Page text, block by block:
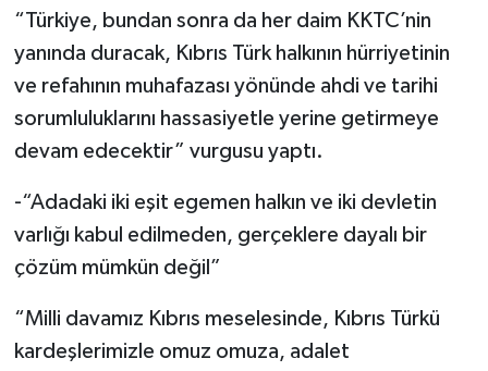
“Türkiye, bundan sonra da her daim KKTC’nin
yanında duracak, Kıbrıs Türk halkının hürriyetinin
ve refahının muhafazası yönünde ahdi ve tarihi
sorumluluklarını hassasiyetle yerine getirmeye
devam edecektir” vurgusu yaptı.
-“Adadaki iki eşit egemen halkın ve iki devletin
varlığı kabul edilmeden, gerçeklere dayalı bir
çözüm mümkün değil”
“Milli davamız Kıbrıs meselesinde, Kıbrıs Türkü
kardeşlerimizle omuz omuza, adalet